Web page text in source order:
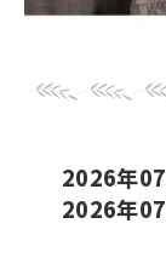
2026年
2026年